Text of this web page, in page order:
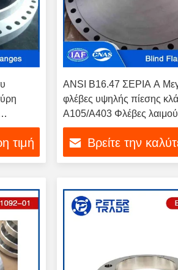
για
τιμή
ANSI B16.47 ΣΕΡΙΑ Α
φλέβες υψηλής πίεσης
Α105/Α403 Φλέβες λαιμού
συγκόλλησης από
και τυφλές φλέβες
Βρείτε την